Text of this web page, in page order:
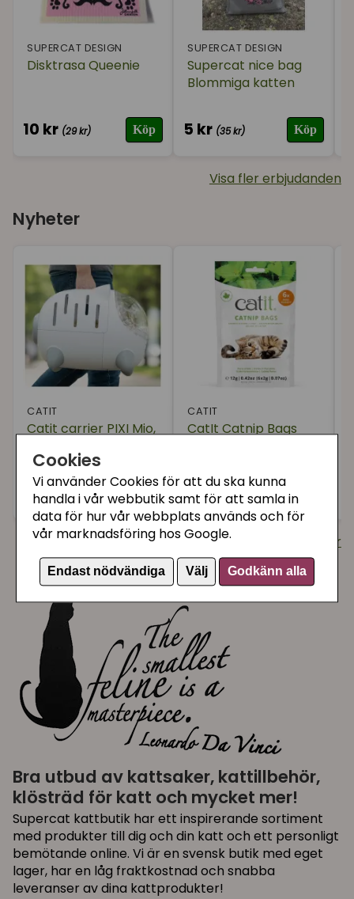
Cookies
Vi använder Cookies för att du ska kunna
handla i vår webbutik samt för att samla in
data för hur vår webbplats används och för
vår marknadsföring hos Google.
Endast nödvändiga Välj Godkänn alla
SUPERCAT DESIGN
Disktrasa Queenie
10 kr (29 kr) Köp
SUPERCAT DESIGN
Supercat nice bag
Blommiga katten
5 kr (35 kr) Köp
Visa fler erbjudanden
Katthalsband
Kattguiden, läs
Kattmynta
Välj Kattbur
Klippa katt med trimmer
Nyheter
CATIT
Catit carrier PIXI Mio,
995 kr Köp
CATIT
CatIt Catnip Bags
79 kr
Visa fler nyheter
Bra utbud av kattsaker, kattillbehör,
klösträd för katt och mycket mer!
Supercat kattbutik har ett inspirerande sortiment
med produkter till dig och din katt och ett personligt
bemötande online. Vi är en svensk butik med eget
lager, har en låg fraktkostnad och snabba
leveranser av dina kattprodukter!